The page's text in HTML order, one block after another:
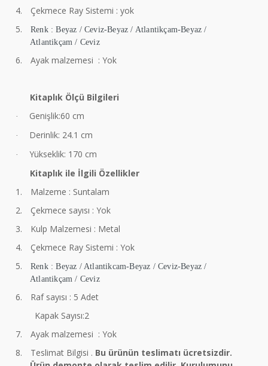
4.
Çekmece Ray Sistemi : yok
5.
Renk : Beyaz / Ceviz-Beyaz / Atlantikçam-Beyaz /
Atlantikçam / Ceviz
6. Ayak malzemesi : Yok
Kitaplık Ölçü Bilgileri
· Genişlik:60 cm
· Derinlik: 24.1 cm
·
Yükseklik: 170 cm
Kitaplık ile İlgili Özellikler
1.
Malzeme : Suntalam
2.
Çekmece sayısı : Yok
3.
Kulp Malzemesi : Metal
4.
Çekmece Ray Sistemi : Yok
5.
Renk : Beyaz / Atlantikcam-Beyaz / Ceviz-Beyaz /
Atlantikçam / Ceviz
6.
Raf sayısı : 5 Adet
Kapak Sayısı:2
7.
Ayak malzemesi : Yok
8.
Teslimat Bilgisi . Bu ürünün teslimatı ücretsizdir.